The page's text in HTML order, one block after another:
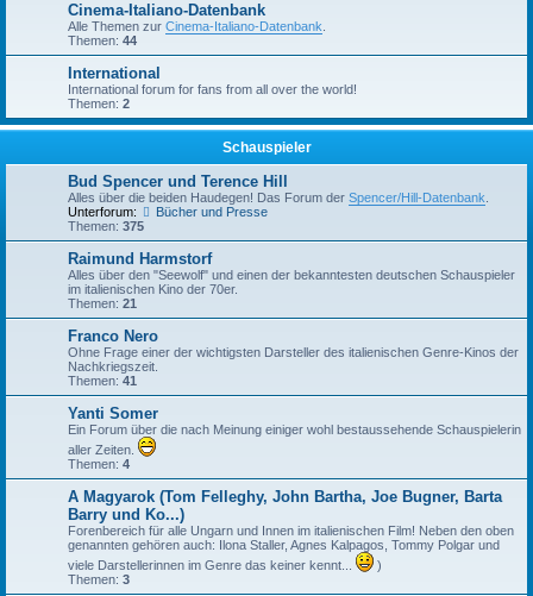
Cinema-Italiano-Datenbank
Alle Themen zur Cinema-Italiano-Datenbank
Themen: 44
International
International forum for fans from all over the world!
Themen: 2
Schauspieler
Bud Spencer und Terence Hill
Alles über die beiden Haudegen! Das Forum der Spencer/Hill-Datenbank
Unterforum:
Bücher und Presse
Themen: 375
Raimund Harmstorf
Alles über den "Seewolf" und einen der bekanntesten deutschen Schauspieler
im italienischen Kino der 70er.
Themen: 21
Franco Nero
Ohne Frage einer der wichtigsten Darsteller des italienischen Genre-Kinos der
Nachkriegszeit.
Themen: 41
Yanti Somer
Ein Forum über die nach Meinung einiger wohl bestaussehende Schauspielerin
aller Zeiten.
Themen: 4
A Magyarok (Tom Felleghy, John Bartha, Joe Bugner, Barta
Barry und Ko...)
Forenbereich für alle Ungarn und Innen im italienischen Film! Neben den oben
genannten gehören auch: Ilona Staller, Agnes Kalpagos, Tommy Polgar und
viele Darstellerinnen im Genre das keiner kennt...
)
Themen: 3